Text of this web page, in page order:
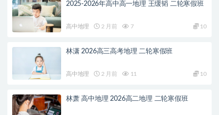
2025-2026年高中高一地理 王缓韬 二轮寒假班
高中地理 2 月前 7 10
林潇 2026高三高考地理 二轮寒假班
高中地理 2 月前 11 10
林萧 高中地理 2026高二地理 二轮寒假班